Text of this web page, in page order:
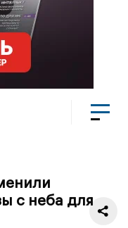
с неба для